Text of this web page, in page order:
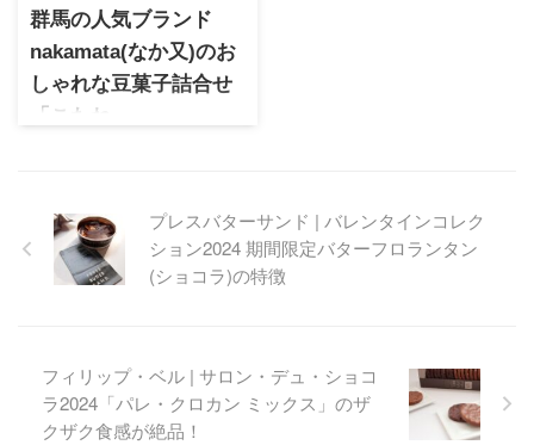
おすすめです。
群馬の人気ブランド
nakamata(なか又)のお
しゃれな豆菓子詰合せ
「こたね」
たオシャレな和菓子店。パッ
ケージが可愛らしくて手みや
げにぴったりのスイーツが沢
です。
プレスバターサンド | バレンタインコレク
ション2024 期間限定バターフロランタン
(ショコラ)の特徴
フィリップ・ベル | サロン・デュ・ショコ
ラ2024「パレ・クロカン ミックス」のザ
クザク食感が絶品！